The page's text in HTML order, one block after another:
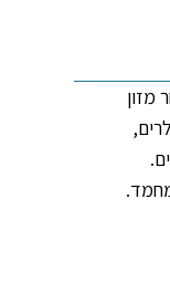
מזון